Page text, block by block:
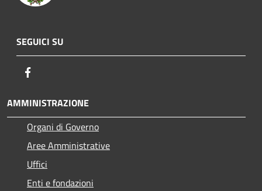
SEGUICI SU
AMMINISTRAZIONE
Organi di Governo
Aree Amministrative
Uffici
Enti e fondazioni